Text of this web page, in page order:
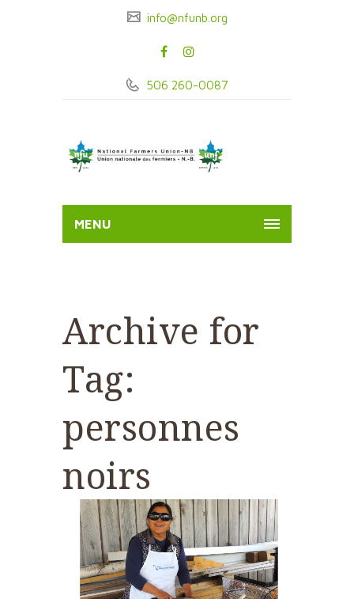
info@nfunb.org
506 260-0087
MENU
Archive for
Tag:
personnes
noirs